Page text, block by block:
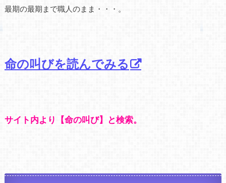
最期の最期まで職人のまま・・・。
命の叫びを読んでみる
サイト内より【命の叫び】と検索。